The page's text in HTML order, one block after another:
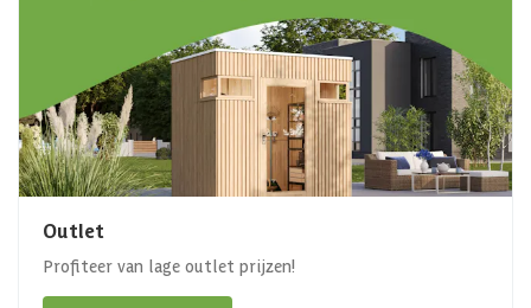
Outlet
Profiteer van lage outlet prijzen!